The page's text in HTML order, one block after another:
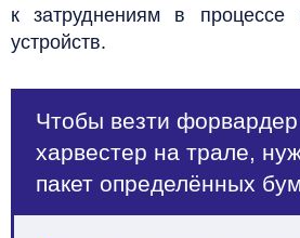
к затруднениям в процессе
устройств.
Чтобы везти
харвестер на трале,
пакет определённых